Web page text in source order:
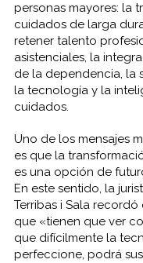
personas mayores: la
cuidados de larga
retener talento
asistenciales, la
de la dependencia, la
la tecnología y la
cuidados.
Uno de los mensajes
es que la
es una opción de
En este sentido, la
Terribas i Sala
que «tienen que ver
que difícilmente la
perfeccione, podrá